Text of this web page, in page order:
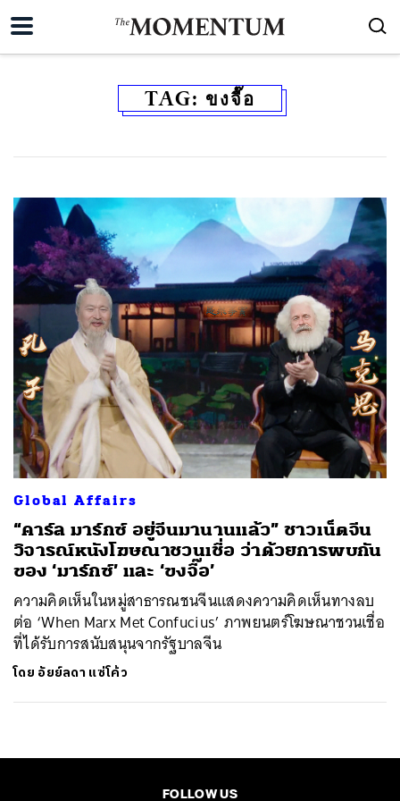
TAG: ขงจื๊อ
Global Affairs
“คาร์ล มาร์กซ์ อยู่จีนมานานแล้ว” ชาวเน็ตจีน
วิจารณ์หนังโฆษณาชวนเชื่อ ว่าด้วยการพบกัน
ของ ‘มาร์กซ์’ และ ‘ขงจื๊อ’
ความคิดเห็นในหมู่สาธารณชนจีนแสดงความคิดเห็นทางลบ
ต่อ ‘When Marx Met Confucius’ ภาพยนตร์โฆษณาชวนเชื่อ
ที่ได้รับการสนับสนุนจากรัฐบาลจีน
โดย อัยย์ลดา แซ่โค้ว
FOLLOW US
ค้นหา
SHARE TWEET LINE EMAIL